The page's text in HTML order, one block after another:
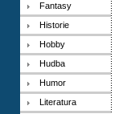
Fantasy
Historie
Hobby
Hudba
Humor
Literatura